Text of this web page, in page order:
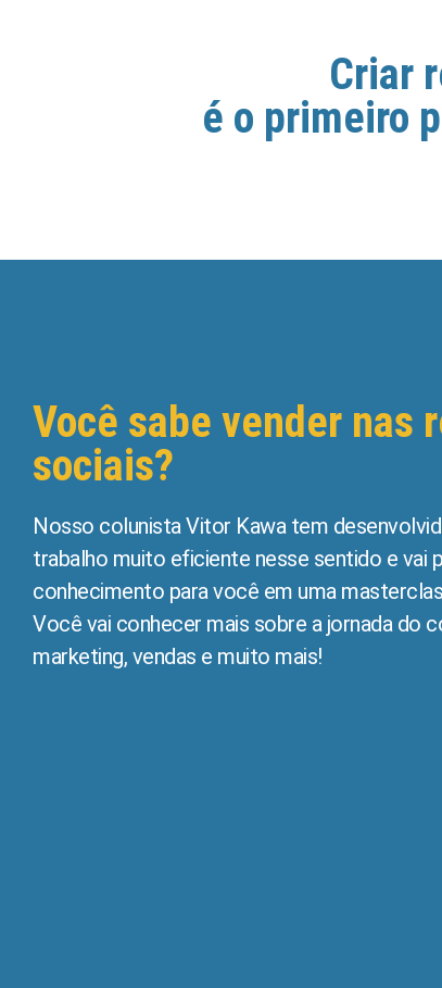
Criar
é o primeiro
Você sabe vender nas
sociais?
Nosso colunista Vitor Kawa tem
trabalho muito eficiente nesse sentido e vai
conhecimento para você em uma
Você vai conhecer mais sobre a jornada do
marketing, vendas e muito mais!